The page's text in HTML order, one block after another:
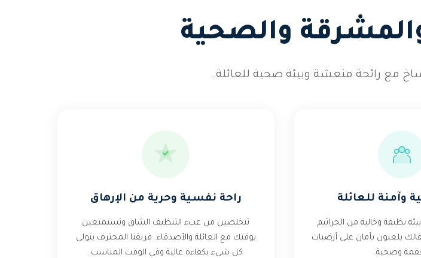
والصحية
مع رائحة منعشة وبيئة صحية للعائلة.
وآمنة للعائلة
نظيفة وخالية من الجراثيم
يلعبون بأمان على أرضيات
وصحية.
راحة نفسية وحرية من الإرهاق
تتخلصين من عبء التنظيف الشاق وتستمتعين
بوقتك مع العائلة والأصدقاء. فريقنا المحترف يتولى
كل شيء بكفاءة عالية وفي الوقت المناسب.